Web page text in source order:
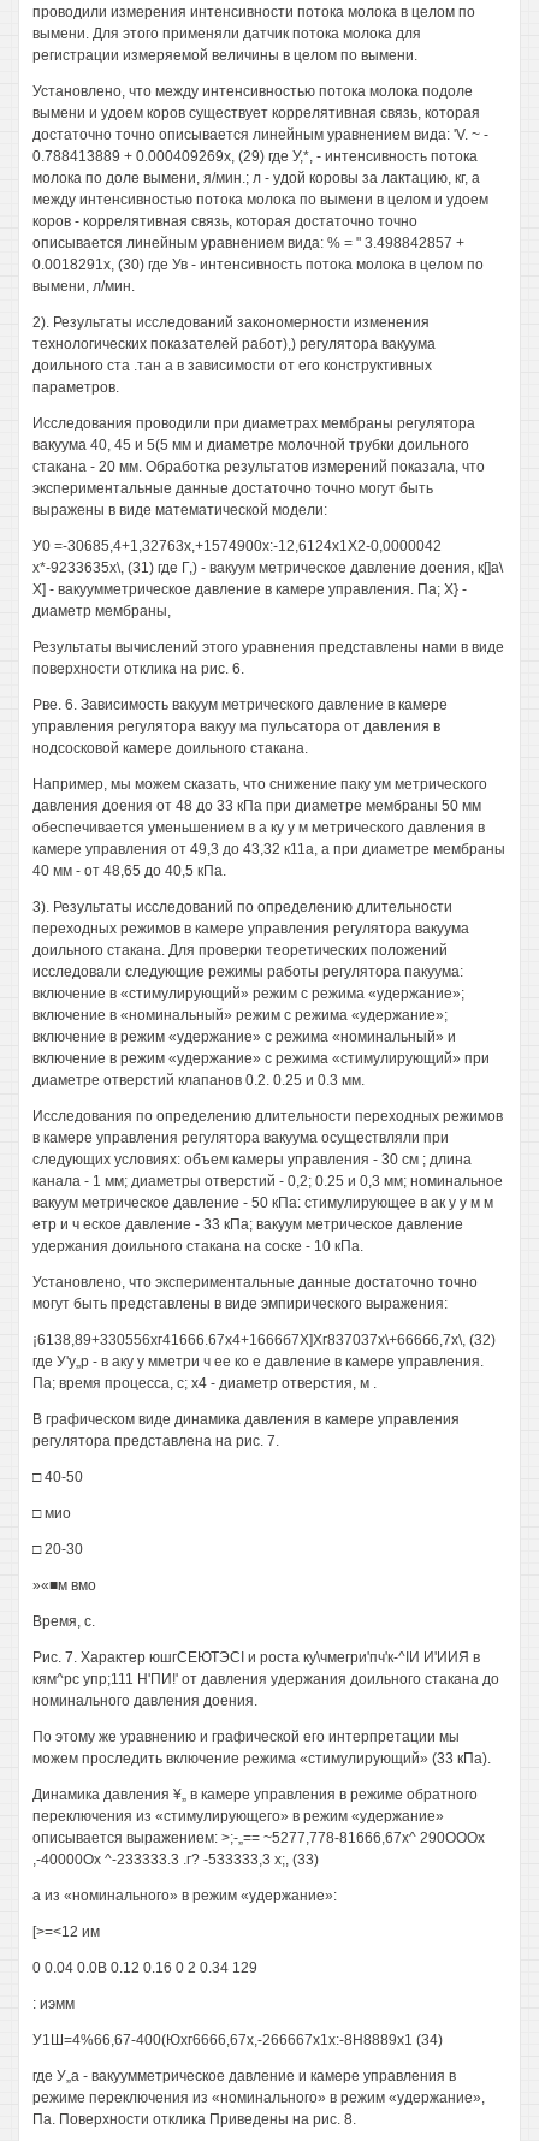
проводили измерения интенсивности потока молока в целом по
вымени. Для этого применяли датчик потока молока для
регистрации измеряемой величины в целом по вымени.
Установлено, что между интенсивностью потока молока подоле
вымени и удоем коров существует коррелятивная связь, которая
достаточно точно описывается линейным уравнением вида: 'V. ~ -
0.788413889 + 0.000409269х, (29) где У,*, - интенсивность потока
молока по доле вымени, я/мин.; л - удой коровы за лактацию, кг, а
между интенсивностью потока молока по вымени в целом и удоем
коров - коррелятивная связь, которая достаточно точно
описывается линейным уравнением вида: % = " 3.498842857 +
0.0018291х, (30) где Ув - интенсивность потока молока в целом по
вымени, л/мин.
2). Результаты исследований закономерности изменения
технологических показателей работ),) регулятора вакуума
доильного ста .тан а в зависимости от его конструктивных
параметров.
Исследования проводили при диаметрах мембраны регулятора
вакуума 40, 45 и 5(5 мм и диаметре молочной трубки доильного
стакана - 20 мм. Обработка результатов измерений показала, что
экспериментальные данные достаточно точно могут быть
выражены в виде математической модели:
У0 =-30685,4+1,32763х,+1574900х:-12,6124х1Х2-0,0000042
х*-9233635х\, (31) где Г,) - вакуум метрическое давление доения, к[]а\
X] - вакуумметрическое давление в камере управления. Па; X} -
диаметр мембраны,
Результаты вычислений этого уравнения представлены нами в виде
поверхности отклика на рис. 6.
Рве. 6. Зависимость вакуум метрического давление в камере
управления регулятора вакуу ма пульсатора от давления в
нодсосковой камере доильного стакана.
Например, мы можем сказать, что снижение паку ум метрического
давления доения от 48 до 33 кПа при диаметре мембраны 50 мм
обеспечивается уменьшением в а ку у м метрического давления в
камере управления от 49,3 до 43,32 к11а, а при диаметре мембраны
40 мм - от 48,65 до 40,5 кПа.
3). Результаты исследований по определению длительности
переходных режимов в камере управления регулятора вакуума
доильного стакана. Для проверки теоретических положений
исследовали следующие режимы работы регулятора пакуума:
включение в «стимулирующий» режим с режима «удержание»;
включение в «номинальный» режим с режима «удержание»;
включение в режим «удержание» с режима «номинальный» и
включение в режим «удержание» с режима «стимулирующий» при
диаметре отверстий клапанов 0.2. 0.25 и 0.3 мм.
Исследования по определению длительности переходных режимов
в камере управления регулятора вакуума осуществляли при
следующих условиях: объем камеры управления - 30 см ; длина
канала - 1 мм; диаметры отверстий - 0,2; 0.25 и 0,3 мм; номинальное
вакуум метрическое давление - 50 кПа: стимулирующее в ак у у м м
етр и ч еское давление - 33 кПа; вакуум метрическое давление
удержания доильного стакана на соске - 10 кПа.
Установлено, что экспериментальные данные достаточно точно
могут быть представлены в виде эмпирического выражения:
¡6138,89+330556хг41666.67x4+1666б7Х]Хг837037х\+666б6,7х\, (32)
где У'у„р - в аку у мметри ч ее ко е давление в камере управления.
Па; время процесса, с; х4 - диаметр отверстия, м .
В графическом виде динамика давления в камере управления
регулятора представлена на рис. 7.
□ 40-50
□ мио
□ 20-30
»«■м вмо
Время, с.
Рис. 7. Характер юшгСЕЮТЭСI и роста ку\чмегри'пч'к-^IИ И'ИИЯ в
кям^рс упр;111 Н'ПИ!' от давления удержания доильного стакана до
номинального давления доения.
По этому же уравнению и графической его интерпретации мы
можем проследить включение режима «стимулирующий» (33 кПа).
Динамика давления ¥„ в камере управления в режиме обратного
переключения из «стимулирующего» в режим «удержание»
описывается выражением: >;-„== ~5277,778-81666,67х^ 290ОООх
,-40000Ох ^-233333.3 .г? -533333,3 х;, (33)
а из «номинального» в режим «удержание»:
[>=<12 им
0 0.04 0.0В 0.12 0.16 0 2 0.34 129
: иэмм
У1Ш=4%66,67-400(Юхг6666,67х,-266667х1х:-8Н8889х1 (34)
где У„а - вакуумметрическое давление и камере управления в
режиме переключения из «номинального» в режим «удержание»,
Па. Поверхности отклика Приведены на рис. 8.